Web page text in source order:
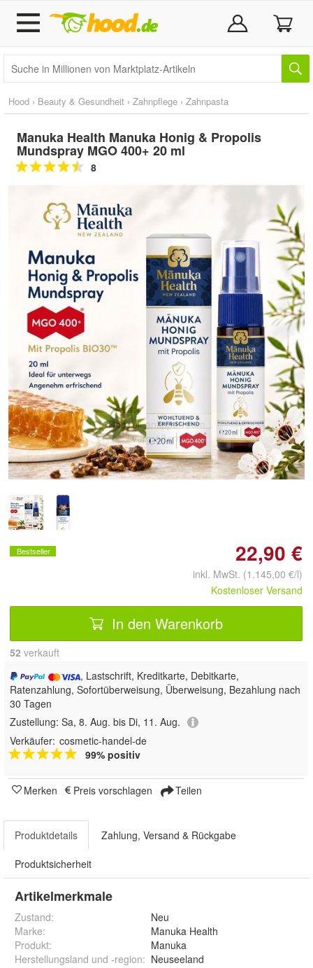
Hood › Beauty & Gesundheit › Zahnpflege › Zahnpasta
Manuka Health Manuka Honig & Propolis
Mundspray MGO 400+ 20 ml
8
Doppelt antippen zum
vergrößern
Bestseller 22,90 €
inkl. MwSt. (1.145,00 €/l)
Kostenloser Versand
In den Warenkorb
52 verkauft
, Lastschrift, Kreditkarte, Debitkarte,
Ratenzahlung, Sofortüberweisung, Überweisung, Bezahlung nach
30 Tagen
Zustellung: Sa, 8. Aug. bis Di, 11. Aug.
Verkäufer: cosmetic-handel-de
99% positiv
Merken Preis vorschlagen Teilen
Produktdetails Zahlung, Versand & Rückgabe
Produktsicherheit
Artikelmerkmale
Zustand:
Neu
Marke:
Manuka Health
Produkt:
Manuka
Herstellungsland und -region: Neuseeland